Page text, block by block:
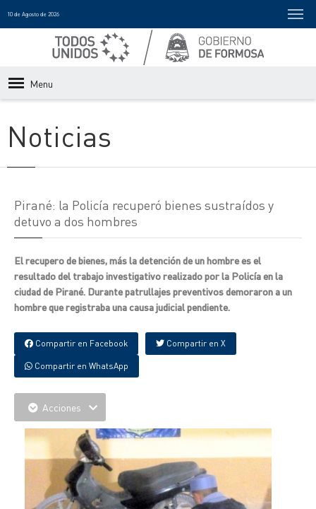
10 de Agosto de 2026
Menu
Noticias
Pirané: la Policía recuperó bienes sustraídos y
detuvo a dos hombres
El recupero de bienes, más la detención de un hombre es el
resultado del trabajo investigativo realizado por la Policía en la
ciudad de Pirané. Durante patrullajes preventivos demoraron a un
hombre que registraba una causa judicial pendiente.
Compartir en Facebook Compartir en X
Compartir en WhatsApp
Acciones